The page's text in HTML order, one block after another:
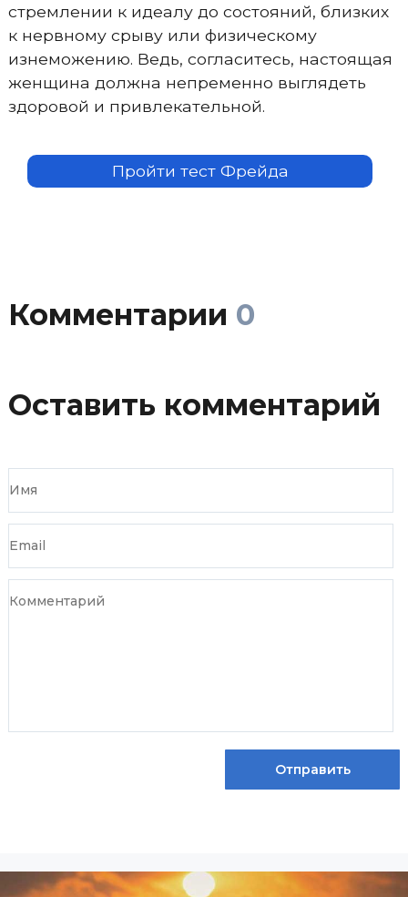
стремлении к идеалу до состояний, близких
к нервному срыву или физическому
изнеможению. Ведь, согласитесь, настоящая
женщина должна непременно выглядеть
здоровой и привлекательной.
Пройти тест Фрейда
Комментарии 0
Оставить комментарий